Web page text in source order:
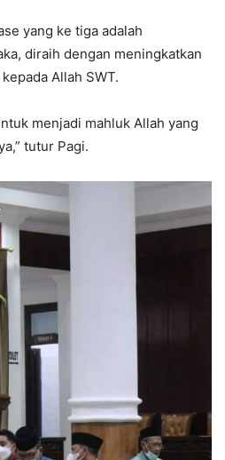
yang ke tiga adalah
diraih dengan meningkatkan
Allah SWT.
menjadi mahluk Allah yang
tutur Pagi.